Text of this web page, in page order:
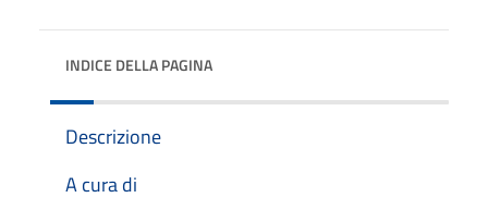
INDICE DELLA PAGINA
Descrizione
A cura di